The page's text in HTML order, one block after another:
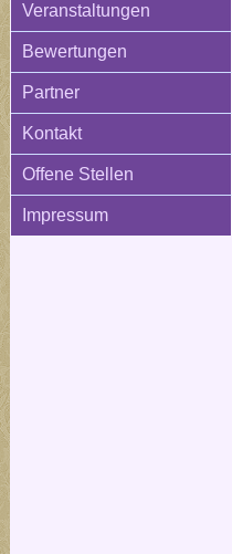
Veranstaltungen
Bewertungen
Partner
Kontakt
Offene Stellen
Impressum